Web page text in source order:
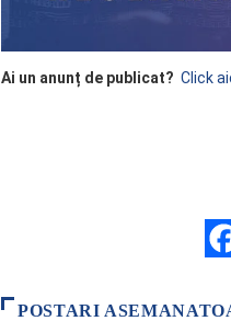
Ai un anunț de publicat? Click
POSTARI